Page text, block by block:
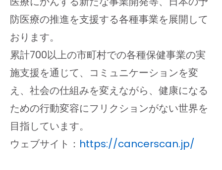
防医療の推進を支援する各種事業を展開して
おります。
累計700以上の市町村での各種保健事業の実
施支援を通じて、コミュニケーションを変
え、社会の仕組みを変えながら、健康になる
ための行動変容にフリクションがない世界を
目指しています。
ウェブサイト： https://cancerscan.jp/